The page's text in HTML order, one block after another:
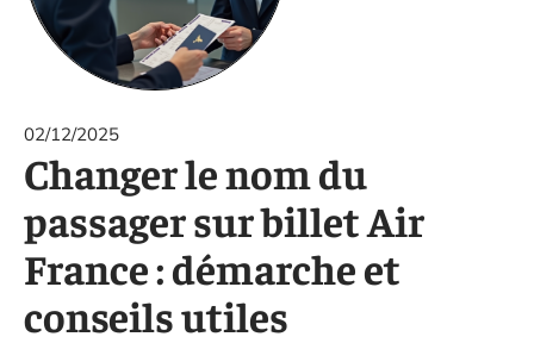
02/12/2025
Changer le nom du
passager sur billet Air
France : démarche et
conseils utiles